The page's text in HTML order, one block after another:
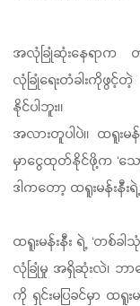
အလုံခြုံဆုံးနေရာက
လုံခြုံရေးတံခါးကိုဖွင့်တဲ့
နိုင်ပါဘူး။
အလားတူပါပဲ။ ထရူး
မှာငွေထုတ်နိုင်ဖို့က ‘သေ
ဒါကတော့ ထရူးမန်းနီး
ထရူးမန်းနီး ရဲ့ ‘တစ်ခ
လုံခြုံမှု အရှိဆုံးလဲ၊ ဘ
ကို ရှင်းမပြခင်မှာ ထရူ